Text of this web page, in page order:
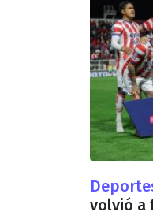
volvió a